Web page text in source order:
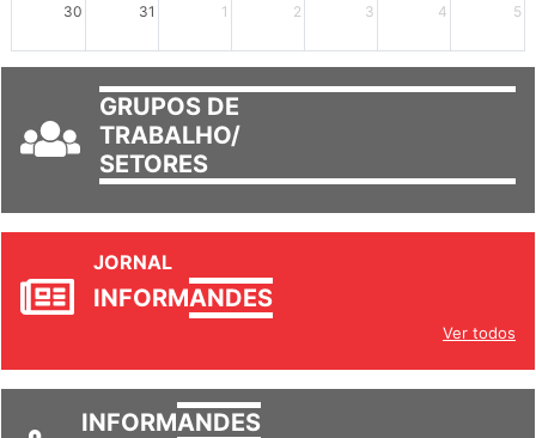
30 31 1 2 3 4 5
GRUPOS DE
TRABALHO/
SETORES
JORNAL
INFORMANDES
Ver todos
INFORMANDES